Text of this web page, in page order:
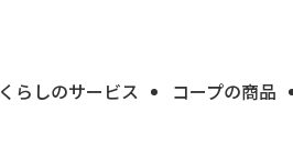
くらしのサービス コープの商品